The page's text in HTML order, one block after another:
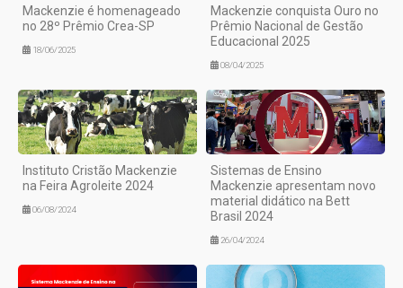
Mackenzie é homenageado
no 28º Prêmio Crea-SP
18/06/2025
Mackenzie conquista Ouro no
Prêmio Nacional de Gestão
Educacional 2025
08/04/2025
Instituto Cristão Mackenzie
na Feira Agroleite 2024
06/08/2024
Sistemas de Ensino
Mackenzie apresentam novo
material didático na Bett
Brasil 2024
26/04/2024